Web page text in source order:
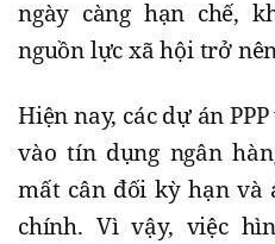
ngày càng hạn chế,
nguồn lực xã hội trở
Hiện nay, các dự án
vào tín dụng ngân
mất cân đối kỳ hạn và
chính. Vì vậy, việc